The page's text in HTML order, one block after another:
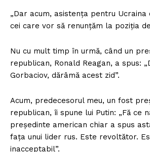
„Dar acum, asistența pentru
cei care vor să renunțăm la poziția
Nu cu mult timp în urmă, când un
republican, Ronald Reagan, a spus:
Gorbaciov, dărâmă acest zid”.
Acum, predecesorul meu, un fost
republican, îi spune lui Putin: „Fă ce
președinte american chiar a spus
fața unui lider rus. Este revoltător.
inacceptabil”.